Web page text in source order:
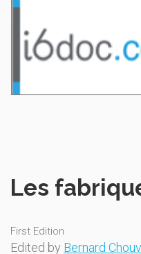
Les
First Edition
Edited by Bernard